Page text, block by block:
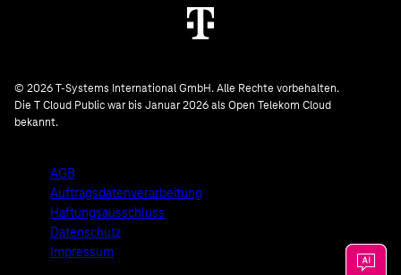
© 2026 T-Systems International GmbH. Alle Rechte vorbehalten.
Die T Cloud Public war bis Januar 2026 als Open Telekom Cloud
bekannt.
AGB
Auftragsdatenverarbeitung
Haftungsausschluss
Datenschutz
Impressum